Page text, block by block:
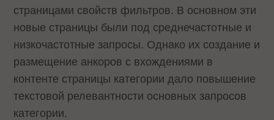
страницами свойств фильтров. В основном эти
новые страницы были под среднечастотные и
низкочастотные запросы. Однако их создание и
размещение анкоров с вхождениями в
контенте страницы категории дало повышение
текстовой релевантности основных запросов
категории.